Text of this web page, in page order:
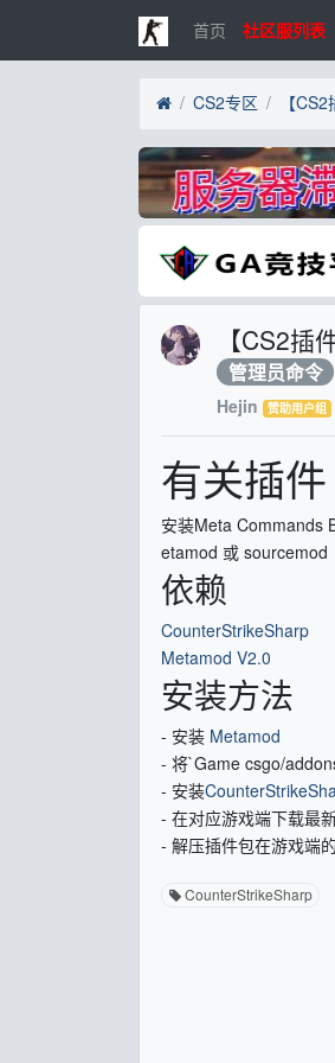
首页 社区服列表
CS2专区
【CS2
管理员命令
Hejin 赞助用户组
有关插件
安装Meta Commands
etamod 或 sourcemod
依赖
CounterStrikeSharp
Metamod V2.0
安装方法
- 安装 Metamod
- 将`Game csgo/
- 安装
- 在对应游戏端下载最
- 解压插件包在游戏端
CounterStrikeSharp